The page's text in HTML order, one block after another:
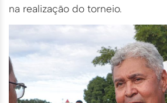
na realização do torneio.